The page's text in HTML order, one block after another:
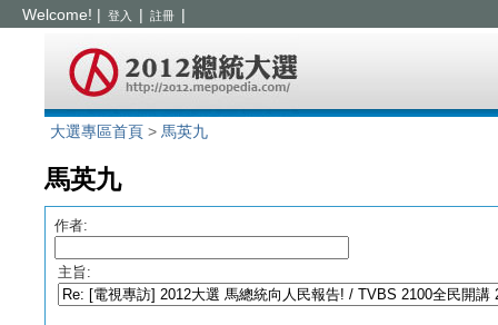
Welcome! | 登入 | 註冊 |
大選專區首頁 > 馬英九
馬英九
作者:
主旨: